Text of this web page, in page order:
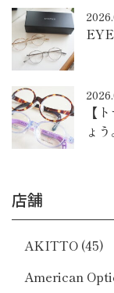
【
ょう
店舗
AKITTO (45)
American